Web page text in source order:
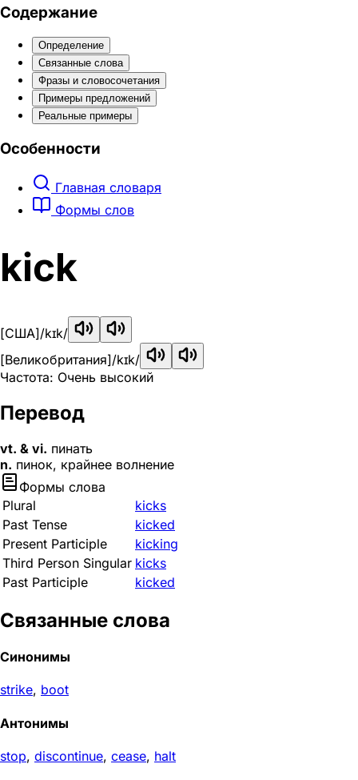
Содержание
Определение
Связанные слова
Фразы и словосочетания
Примеры предложений
Реальные примеры
Особенности
Главная словаря
Формы слов
kick
[США]/kɪk/
[Великобритания]/kɪk/
Частота: Очень высокий
Перевод
vt. & vi. пинать
n. пинок, крайнее волнение
Формы слова
Plural
kicks
Past Tense
kicked
Present Participle
kicking
Third Person Singular kicks
Past Participle
kicked
Связанные слова
Синонимы
strike, boot
Антонимы
stop, discontinue, cease, halt